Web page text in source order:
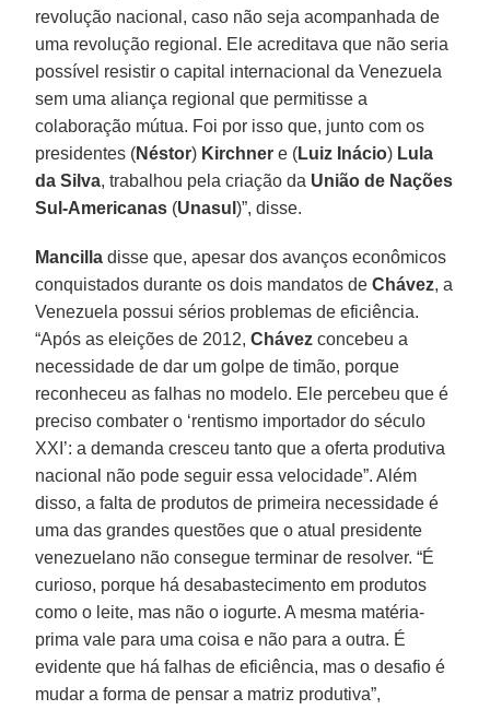
revolução nacional, caso não seja acompanhada de
uma revolução regional. Ele acreditava que não seria
possível resistir o capital internacional da Venezuela
sem uma aliança regional que permitisse a
colaboração mútua. Foi por isso que, junto com os
presidentes (Néstor) Kirchner e (Luiz Inácio) Lula
da Silva, trabalhou pela criação da União de Nações
Sul-Americanas (Unasul)”, disse.
Mancilla disse que, apesar dos avanços econômicos
conquistados durante os dois mandatos deChávez, a
Venezuela possui sérios problemas de eficiência.
“Após as eleições de 2012,Chávez concebeu a
necessidade de dar um golpe de timão, porque
reconheceu as falhas no modelo. Ele percebeu que é
preciso combater o ‘rentismo importador do século
XXI’: a demanda cresceu tanto que a oferta produtiva
nacional não pode seguir essa velocidade”. Além
disso, a falta de produtos de primeira necessidade é
uma das grandes questões que o atual presidente
venezuelano não consegue terminar de resolver. “É
curioso, porque há desabastecimento em produtos
como o leite, mas não o iogurte. A mesma matéria-
prima vale para uma coisa e não para a outra. É
evidente que há falhas de eficiência, mas o desafio é
mudar a forma de pensar a matriz produtiva”,